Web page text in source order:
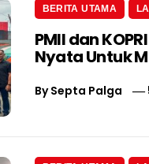
BERITA UTAMA
PMII dan
Nyata Untuk
BySepta Palga